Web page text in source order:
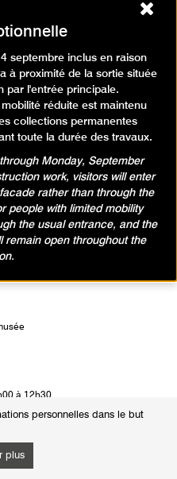
personnelles dans le but
plus
/ Atelier arts
à 12h30
partent à la rencontre de
inventés ! Avec
les émotions cachées derrière
septembre inclus en raison
à proximité de la sortie située
par l'entrée principale.
réduite est maintenu
collections permanentes
toute la durée des travaux.
Monday, September
work, visitors will enter
rather than through the
people with limited mobility
the usual entrance, and the
remain open throughout the